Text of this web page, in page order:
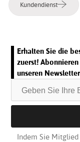
Kundendienst
Erhalten Sie die
zuerst!
unseren Newsletter
Indem Sie